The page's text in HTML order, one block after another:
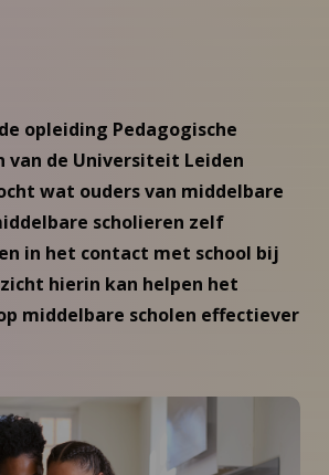
opleiding Pedagogische
van de Universiteit Leiden
wat ouders van middelbare
scholieren zelf
in het contact met school bij
hierin kan helpen het
middelbare scholen effectiever